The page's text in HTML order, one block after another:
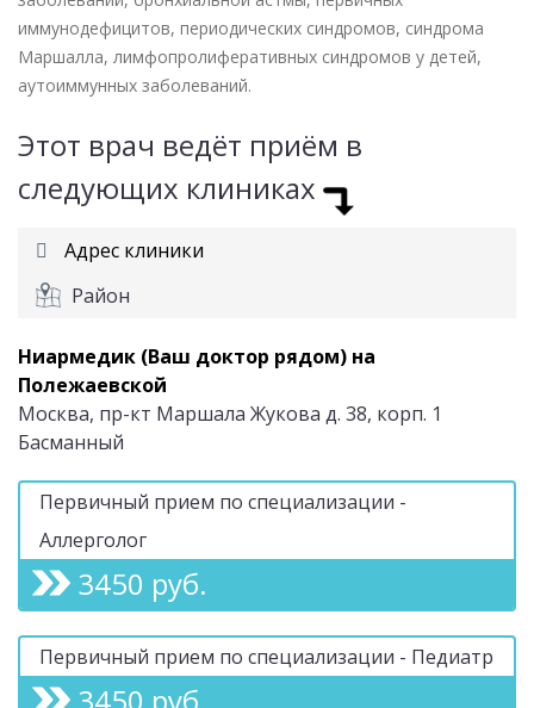
иммунодефицитов, периодических синдромов, синдрома
Маршалла, лимфопролиферативных синдромов у детей,
аутоиммунных заболеваний.
Этот врач ведёт приём в
следующих клиниках
Адрес клиники
Район
Ниармедик (Ваш доктор рядом) на
Полежаевской
Москва, пр-кт Маршала Жукова д. 38, корп. 1
Басманный
Первичный прием по специализации -
Аллерголог
3450 руб.
Первичный прием по специализации - Педиатр
3450 руб.